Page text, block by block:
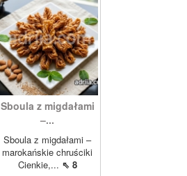
Sboula z migdałami
–...
Sboula z migdałami –
marokańskie chruściki
Cienkie,... ⇖ 8